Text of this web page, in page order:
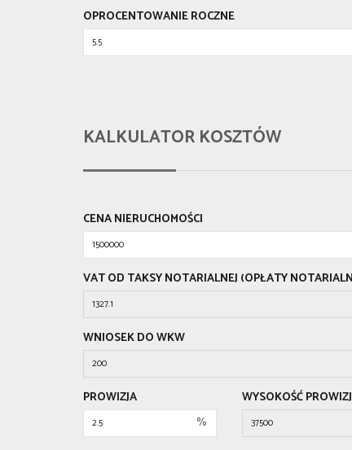
OPROCENTOWANIE ROCZNE
KALKULATOR KOSZTÓW
CENA NIERUCHOMOŚCI
VAT OD TAKSY NOTARIALNEJ (OPŁATY
WNIOSEK DO WKW
PROWIZJA
%
WYSOKOŚĆ